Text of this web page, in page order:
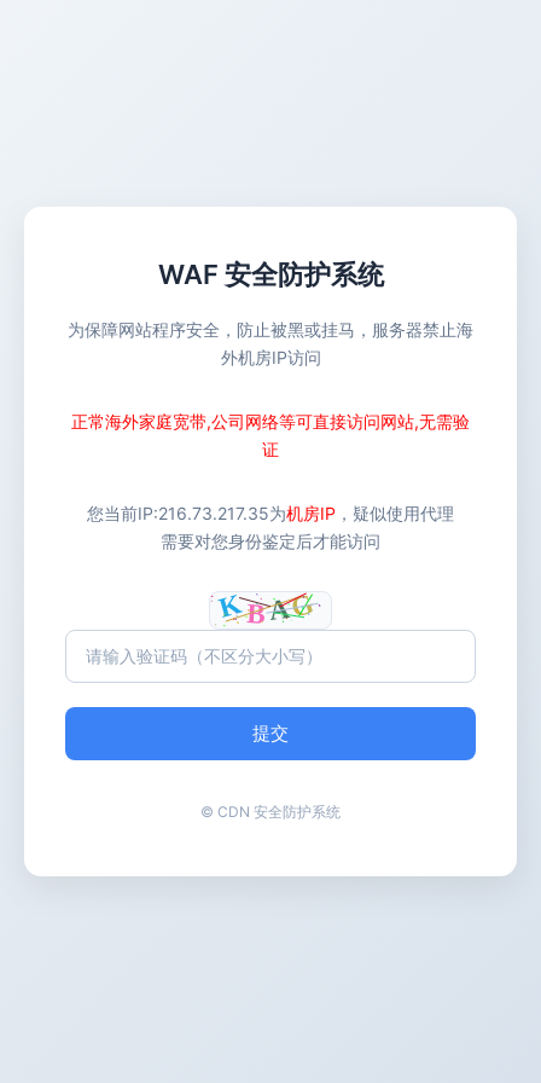
WAF 安全防护系统
为保障网站程序安全，防止被黑或挂马，服务器禁止海
外机房IP访问
正常海外家庭宽带,公司网络等可直接访问网站,无需验
证
您当前IP:216.73.217.35为机房IP ，疑似使用代理
需要对您身份鉴定后才能访问
提交
© CDN 安全防护系统